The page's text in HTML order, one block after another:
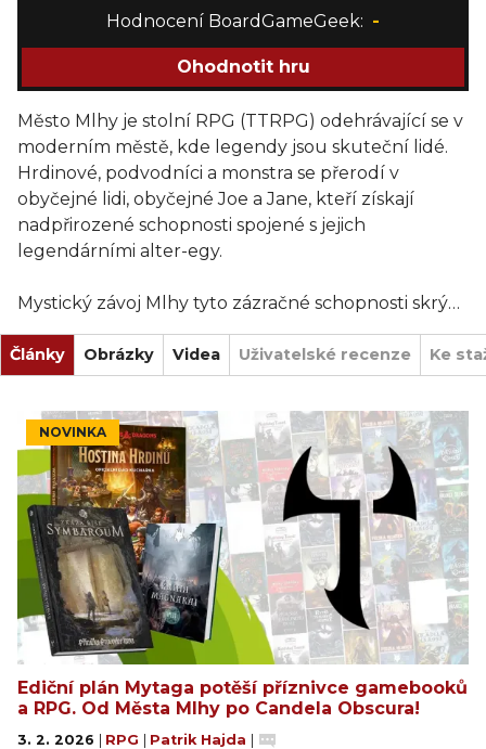
Hodnocení BoardGameGeek: -
Ohodnotit hru
Město Mlhy je stolní RPG (TTRPG) odehrávající se v
moderním městě, kde legendy jsou skuteční lidé.
Hrdinové, podvodníci a monstra se přerodí v
obyčejné lidi, obyčejné Joe a Jane, kteří získají
nadpřirozené schopnosti spojené s jejich
legendárními alter-egy.
Mystický závoj Mlhy tyto zázračné schopnosti skrývá
před ostatními, náměsíčnými obyvateli Města. Díky
němu vypadá brnění jako neprůstřelná vesta a
dýchání ohněm jako laciný večírkový trik nebo
výbuch unikajícího plynu, takže se o legendách
nikdy nikdo nedozví. Novodobé legendy toho
využívají k vedení tajného života a zákeřných
organizací za závojem Mlhy.
Tohle je vaše Město: drsné, zkorumpované a
opředené magií a tajemstvím.
Články Obrázky Videa Uživatelské recenze Ke
NOVINKA
Ediční plán Mytaga potěší příznivce gamebooků
a RPG. Od Města Mlhy po Candela Obscura!
3. 2. 2026 RPG Patrik Hajda